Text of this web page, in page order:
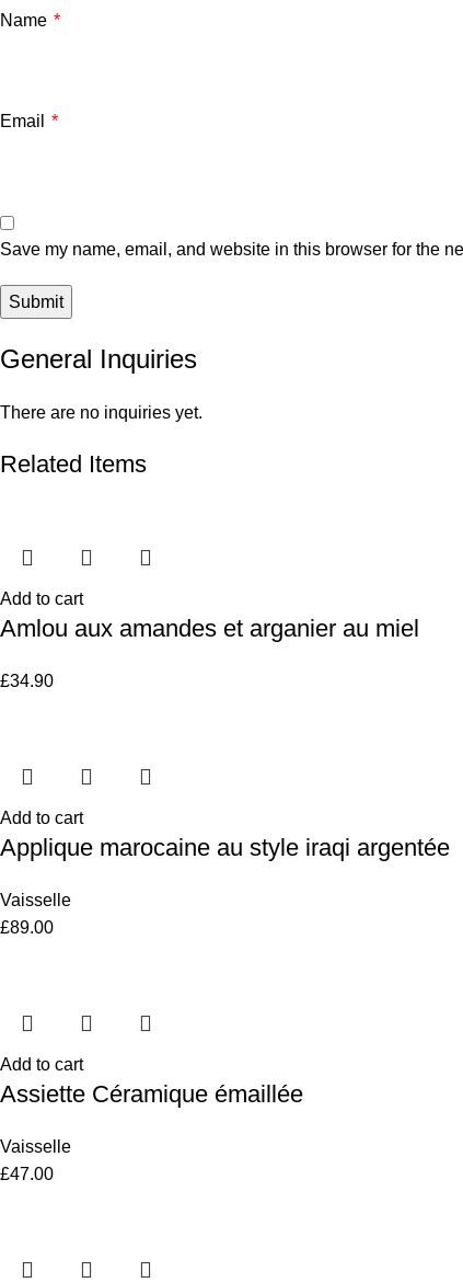
Name *
Email *
Save my name, email, and website in this browser for the
General Inquiries
There are no inquiries yet.
Related Items
Add to cart
Amlou aux amandes et arganier au miel
£34.90
Add to cart
Applique marocaine au style iraqi argentée
Vaisselle
£89.00
Add to cart
Assiette Céramique émaillée
Vaisselle
£47.00